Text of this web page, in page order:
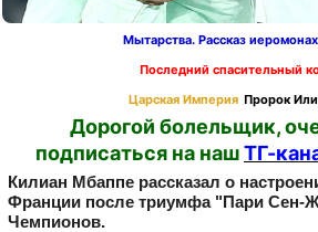
Мытарства. Рассказ
Последний спасительный
Царская Империя Пророк
Дорогой болельщик,
подписаться на нашТГ-
Килиан Мбаппе рассказал о
Франции после триумфа "Пари
Чемпионов.